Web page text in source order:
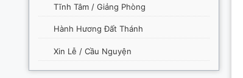
Tĩnh Tâm / Giảng Phòng
Hành Hương Đất Thánh
Xin Lễ / Cầu Nguyện